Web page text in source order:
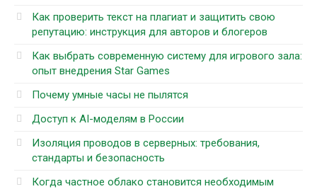
Как проверить текст на плагиат и защитить свою
репутацию: инструкция для авторов и блогеров
Как выбрать современную систему для игрового зала:
опыт внедрения Star Games
Почему умные часы не пылятся
Доступ к AI-моделям в России
Изоляция проводов в серверных: требования,
стандарты и безопасность
Когда частное облако становится необходимым